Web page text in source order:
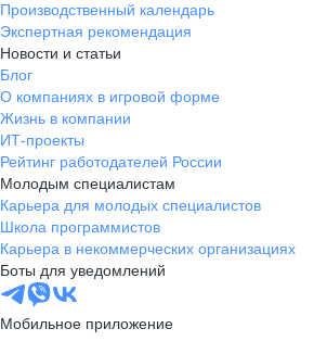
Производственный календарь
Экспертная рекомендация
Новости и статьи
Блог
О компаниях в игровой форме
Жизнь в компании
ИТ-проекты
Рейтинг работодателей России
Молодым специалистам
Карьера для молодых специалистов
Школа программистов
Карьера в некоммерческих организациях
Боты для уведомлений
Мобильное приложение